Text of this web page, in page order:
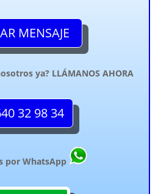
MENSAJE
ya? LLÁMANOS AHORA
32 98 34
por WhatsApp